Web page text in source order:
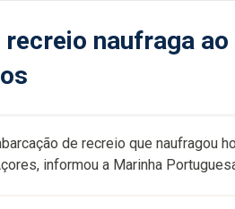
naufraga
de recreio que naufragou
informou a Marinha